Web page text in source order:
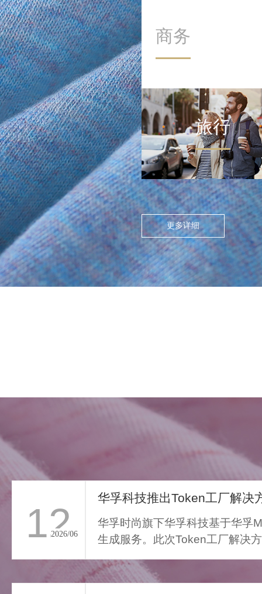
> FLOATING ISLAND IN THE CITY
尘世浮岛
在高度模块化的都市节奏
中，人们渴望在通勤中寻找
呼吸的缝隙。休闲通勤不再
是两点一线的被动移动，而
是通过服装的舒适感与色彩
情绪，将日常路径转化为“微
>
商务
旅行
更多详细
12
2026/06
华孚科技推出Token工厂解决
华孚时尚旗下华孚科技基于华孚
生成服务。此次Token工厂解决